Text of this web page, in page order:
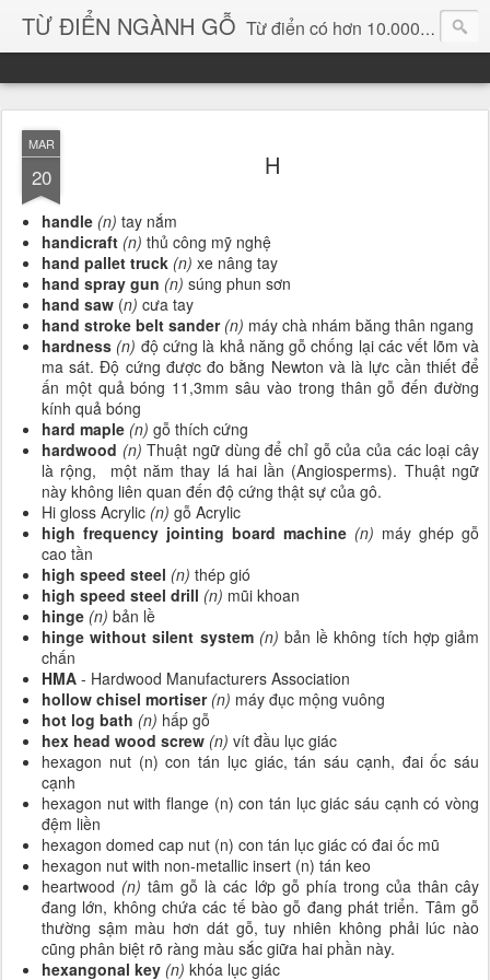
TỪ ĐIỂN NGÀNH GỖ Từ điển có hơn 10.000 từ chuyên ngành gỗ và hình ảnh, video, phần mềm chuyên ngành gỗ. chuyên dùng tìm kiếm, thông tin, vật liệu mới, sản phẩm, ý tưởng, thiết kế, sản xuất, thương mại ngành gỗ...
MAR
20 H
handle (n) tay nắm
handicraft (n) thủ công mỹ nghệ
hand pallet truck (n) xe nâng tay
hand spray gun (n) súng phun sơn
hand saw (n) cưa tay
hand stroke belt sander (n) máy chà nhám băng thân ngang
hardness (n) độ cứng là khả năng gỗ chống lại các vết lõm và
ma sát. Độ cứng được đo bằng Newton và là lực cần thiết để
ấn một quả bóng 11,3mm sâu vào trong thân gỗ đến đường
kính quả bóng
hard maple (n) gỗ thích cứng
hardwood (n)Thuật ngữ dùng để chỉ gỗ của của các loại cây
là rộng, một năm thay lá hai lần (Angiosperms). Thuật ngữ
này không liên quan đến độ cứng thật sự của gô.
Hi gloss Acrylic (n) gỗ Acrylic
high frequency jointing board machine (n) máy ghép gỗ
cao tần
high speed steel (n) thép gió
high speed steel drill (n) mũi khoan
hinge (n) bản lề
hinge without silent system (n) bản lề không tích hợp giảm
chấn
HMA - Hardwood Manufacturers Association
hollow chisel mortiser (n) máy đục mộng vuông
hot log bath (n) hấp gỗ
hex head wood screw (n) vít đầu lục giác
hexagon nut (n) con tán lục giác, tán sáu cạnh, đai ốc sáu
cạnh
hexagon nut with flange (n) con tán lục giác sáu cạnh có vòng
đệm liền
hexagon domed cap nut (n) con tán lục giác có đai ốc mũ
hexagon nut with non-metallic insert (n) tán keo
heartwood (n)tâm gỗ là các lớp gỗ phía trong của thân cây
đang lớn, không chứa các tế bào gỗ đang phát triển. Tâm gỗ
thường sậm màu hơn dát gỗ, tuy nhiên không phải lúc nào
cũng phân biệt rõ ràng màu sắc giữa hai phần này.
hexangonal key (n) khóa lục giác